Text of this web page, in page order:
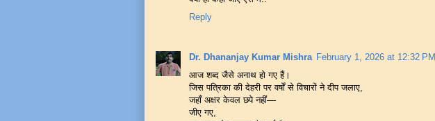
Reply
Dr. Dhananjay Kumar Mishra February 1, 2026 at 12:32 PM
आज शब्द जैसे अनाथ हो गए हैं।
जिस पत्रिका की देहरी पर वर्षों से विचारों ने दीप जलाए,
जहाँ अक्षर केवल छपे नहीं—
जीए गए,